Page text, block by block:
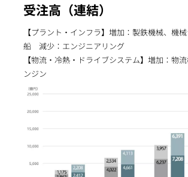
受注高（連結）
【プラント・インフラ】増加：製鉄機械、機
船 減少：エンジニアリング
【物流・冷熱・ドライブシステム】増加：物
ンジン